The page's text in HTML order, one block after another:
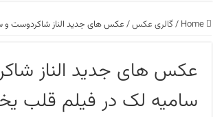
Home
/گالری عکس/ عکس های جدید الناز شاکردوست و
عکس های جدید الناز
سامیه لک در فیلم قلب